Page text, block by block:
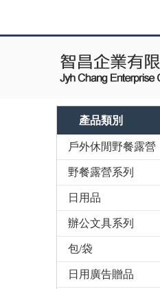
產品類別
戶外休閒野餐露營
野餐露營系列
日用品
辦公文具系列
包/袋
日用廣告贈品